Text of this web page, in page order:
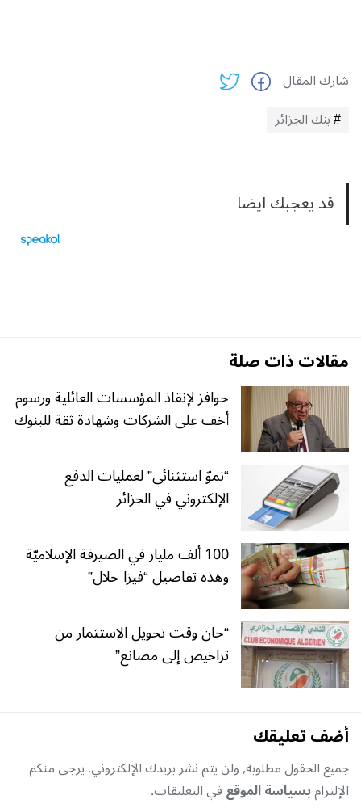
شارك المقال
بنك الجزائر
قد يعجبك ايضا
مقالات ذات صلة
حوافز لإنقاذ المؤسسات العائلية ورسوم
أخف على الشركات وشهادة ثقة للبنوك
“نموّ استثنائي” لعمليات الدفع
الإلكتروني في الجزائر
100 ألف مليار في الصيرفة الإسلاميّة
وهذه تفاصيل “فيزا حلال”
“حان وقت تحويل الاستثمار من
تراخيص إلى مصانع”
أضف تعليقك
جميع الحقول مطلوبة, ولن يتم نشر بريدك الإلكتروني. يرجى منكم
الإلتزامبسياسة الموقعفي التعليقات.